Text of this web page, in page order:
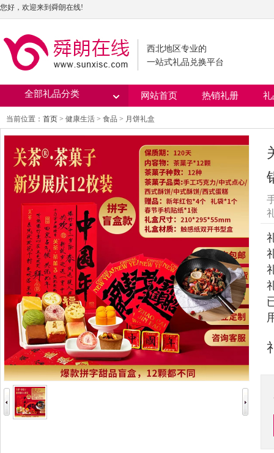
您好，欢迎来到舜朗在线!
西北地区专业的
一站式礼品兑换平台
全部礼品分类 网站首页 热销礼册 礼
当前位置： 首页 > 健康生活 > 食品 > 月饼礼盒